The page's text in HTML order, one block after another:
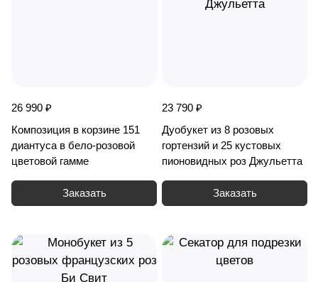
26 990 ₽
Композиция в корзине 151
диантуса в бело-розовой
цветовой гамме
Заказать
23 790 ₽
Дуобукет из 8 розовых
гортензий и 25 кустовых
пионовидных роз Джульетта
Заказать